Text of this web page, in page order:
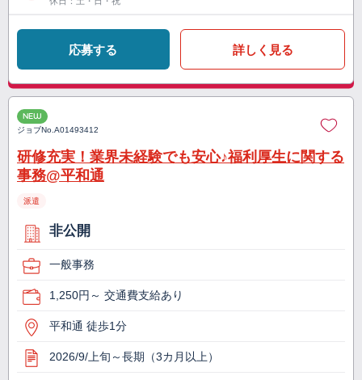
応募する 詳しく見る
NEW
ジョブNo.A01493412
研修充実！業界未経験でも安心♪福利厚生に関する
事務@平和通
派遣
非公開
一般事務
1,250円～ 交通費支給あり
平和通 徒歩1分
2026/9/上旬～長期（3カ月以上）